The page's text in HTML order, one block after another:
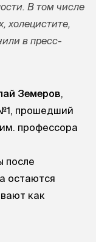
В том числе
холецистите,
в пресс-
Земеров,
прошедший
профессора
после
остаются
как